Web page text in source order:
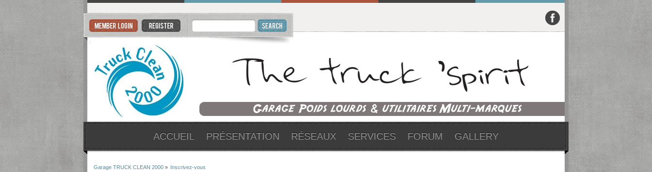
ACCUEIL PRÉSENTATION RÉSEAUX SERVICES FORUM GALLERY
Garage TRUCK CLEAN 2000» Inscrivez-vous